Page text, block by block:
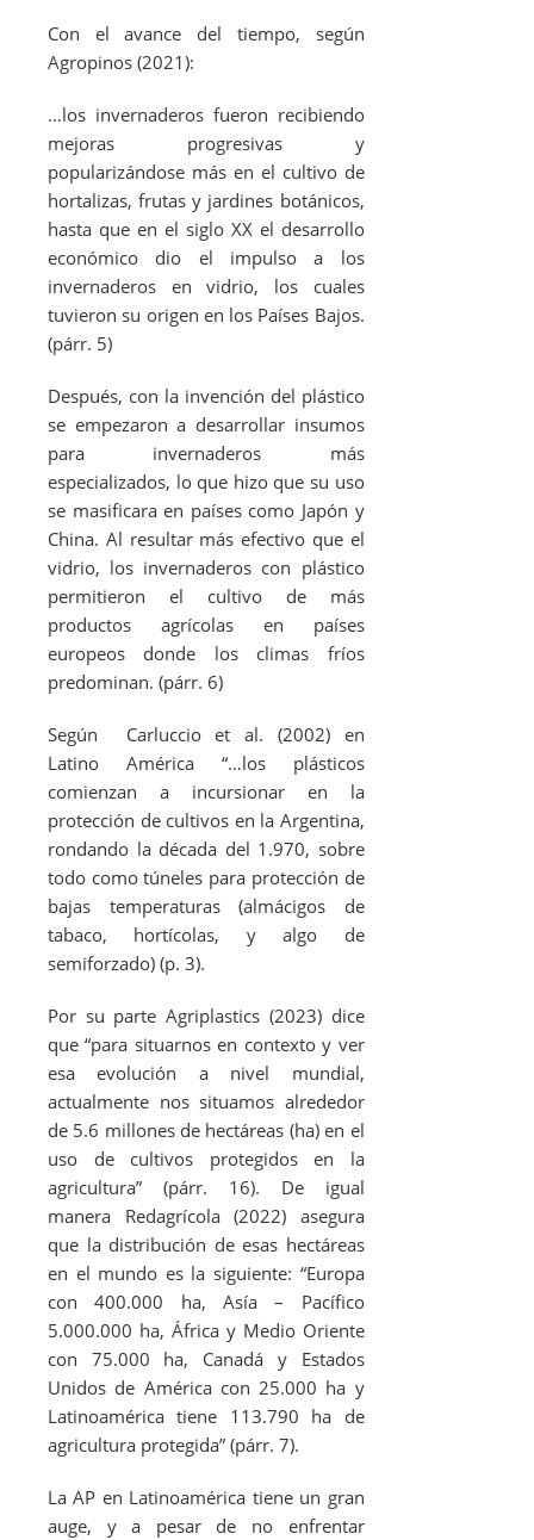
Con el avance del tiempo, según
Agropinos (2021):
…los invernaderos fueron recibiendo
mejoras progresivas y
popularizándose más en el cultivo de
hortalizas, frutas y jardines botánicos,
hasta que en el siglo XX el desarrollo
económico dio el impulso a los
invernaderos en vidrio, los cuales
tuvieron su origen en los Países Bajos.
(párr. 5)
Después, con la invención del plástico
se empezaron a desarrollar insumos
para invernaderos más
especializados, lo que hizo que su uso
se masificara en países como Japón y
China. Al resultar más efectivo que el
vidrio, los invernaderos con plástico
permitieron el cultivo de más
productos agrícolas en países
europeos donde los climas fríos
predominan. (párr. 6)
Según Carluccioet al. (2002) en
Latino América “…los plásticos
comienzan a incursionar en la
protección de cultivos en la Argentina,
rondando la década del 1.970, sobre
todo como túneles para protección de
bajas temperaturas (almácigos de
tabaco, hortícolas, y algo de
semiforzado) (p. 3).
Por su parte Agriplastics (2023) dice
que “para situarnos en contexto y ver
esa evolución a nivel mundial,
actualmente nos situamos alrededor
de 5.6 millones de hectáreas (ha) en el
uso de cultivos protegidos en la
agricultura” (párr. 16). De igual
manera Redagrícola (2022) asegura
que la distribución de esas hectáreas
en el mundo es la siguiente: “Europa
con 400.000 ha, Asía – Pacífico
5.000.000 ha, África y Medio Oriente
con 75.000 ha, Canadá y Estados
Unidos de América con 25.000 ha y
Latinoamérica tiene 113.790 ha de
agricultura protegida” (párr. 7).
La AP en Latinoamérica tiene un gran
auge, y a pesar de no enfrentar